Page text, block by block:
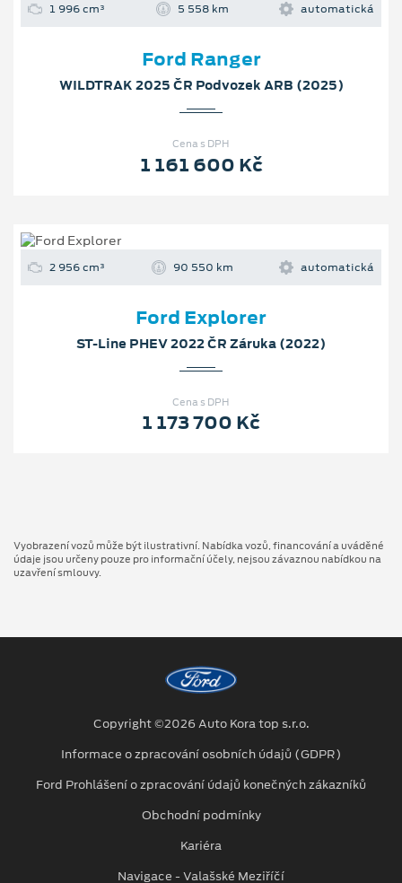
1 996 cm³ 5 558 km automatická
Ford Ranger
WILDTRAK 2025 ČR Podvozek ARB (2025)
Cena s DPH
1 161 600 Kč
2 956 cm³ 90 550 km automatická
Ford Explorer
ST-Line PHEV 2022 ČR Záruka (2022)
Cena s DPH
1 173 700 Kč
Vyobrazení vozů může být ilustrativní. Nabídka vozů, financování a uváděné
údaje jsou určeny pouze pro informační účely, nejsou závaznou nabídkou na
uzavření smlouvy.
Copyright ©2026 Auto Kora top s.r.o.
Informace o zpracování osobních údajů (GDPR)
Ford Prohlášení o zpracování údajů konečných zákazníků
Obchodní podmínky
Kariéra
Navigace - Valašské Meziříčí